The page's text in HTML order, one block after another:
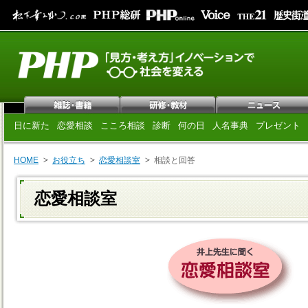
日に新た 恋愛相談 こころ相談 診断 何の日 人名事典 プレゼント
HOME お役立ち 恋愛相談室 相談と回答
恋愛相談室